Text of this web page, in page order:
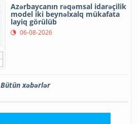
Azərbaycanın rəqəmsal idarəçilik
model iki beynəlxalq mükafata
layiq görülüb
06-08-2026
Bütün xəbərlər